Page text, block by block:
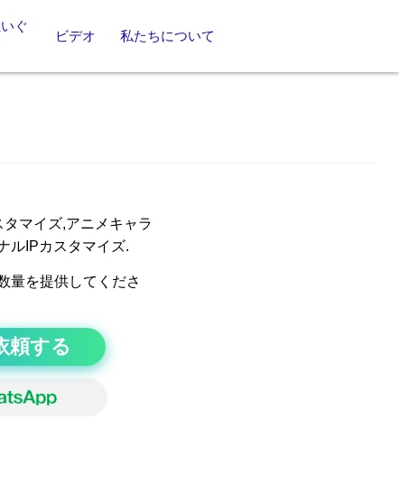
ぐ
ビデオ 私たちについて
マイズ,アニメキャラ
ルIPカスタマイズ.
量を提供してくださ
頼する